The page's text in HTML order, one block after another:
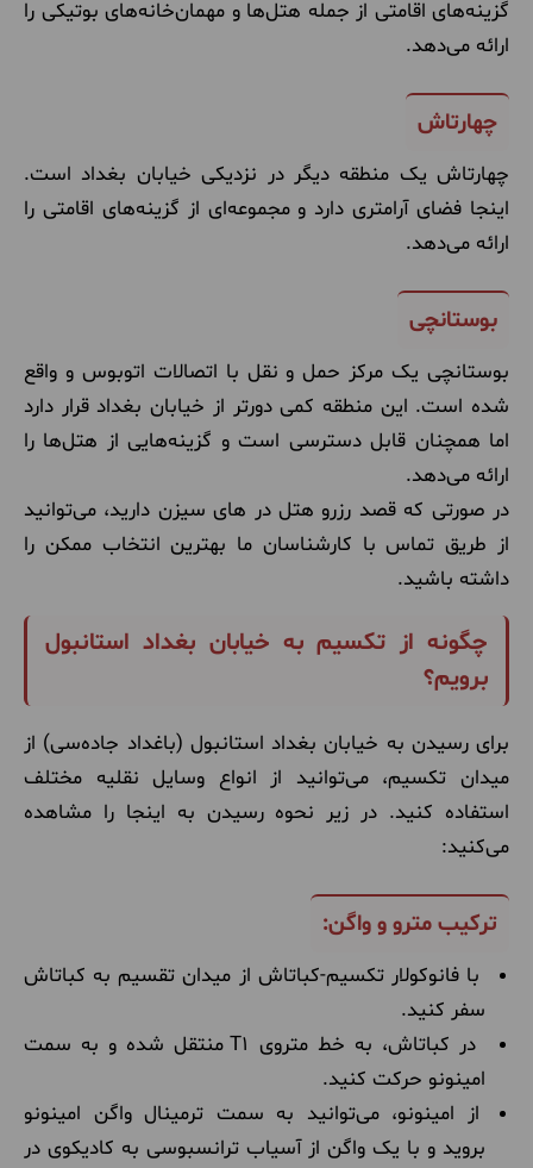
گزینه‌های اقامتی از جمله هتل‌ها و مهمان‌خانه‌های بوتیکی را
ارائه می‌دهد.
چهارتاش
چهارتاش یک منطقه دیگر در نزدیکی خیابان بغداد است.
اینجا فضای آرامتری دارد و مجموعه‌ای از گزینه‌های اقامتی را
ارائه می‌دهد.
بوستانچی
بوستانچی یک مرکز حمل و نقل با اتصالات اتوبوس و واقع
شده است. این منطقه کمی دورتر از خیابان بغداد قرار دارد
اما همچنان قابل دسترسی است و گزینه‌هایی از هتل‌ها را
ارائه می‌دهد.
در صورتی که قصد رزرو هتل در های سیزن دارید، می‌توانید
از طریق تماس با کارشناسان ما بهترین انتخاب ممکن را
داشته باشید.
چگونه از تکسیم به خیابان بغداد استانبول
برویم؟
برای رسیدن به خیابان بغداد استانبول (باغداد جاده‌سی) از
میدان تکسیم، می‌توانید از انواع وسایل نقلیه مختلف
استفاده کنید. در زیر نحوه رسیدن به اینجا را مشاهده
می‌کنید:
ترکیب مترو و واگن:
با فانوکولار تکسیم-کباتاش از میدان تقسیم به کباتاش
سفر کنید.
در کباتاش، به خط متروی T1 منتقل شده و به سمت
امینونو حرکت کنید.
از امینونو، می‌توانید به سمت ترمینال واگن امینونو
بروید و با یک واگن از آسیاب ترانسبوسی به کادیکوی در